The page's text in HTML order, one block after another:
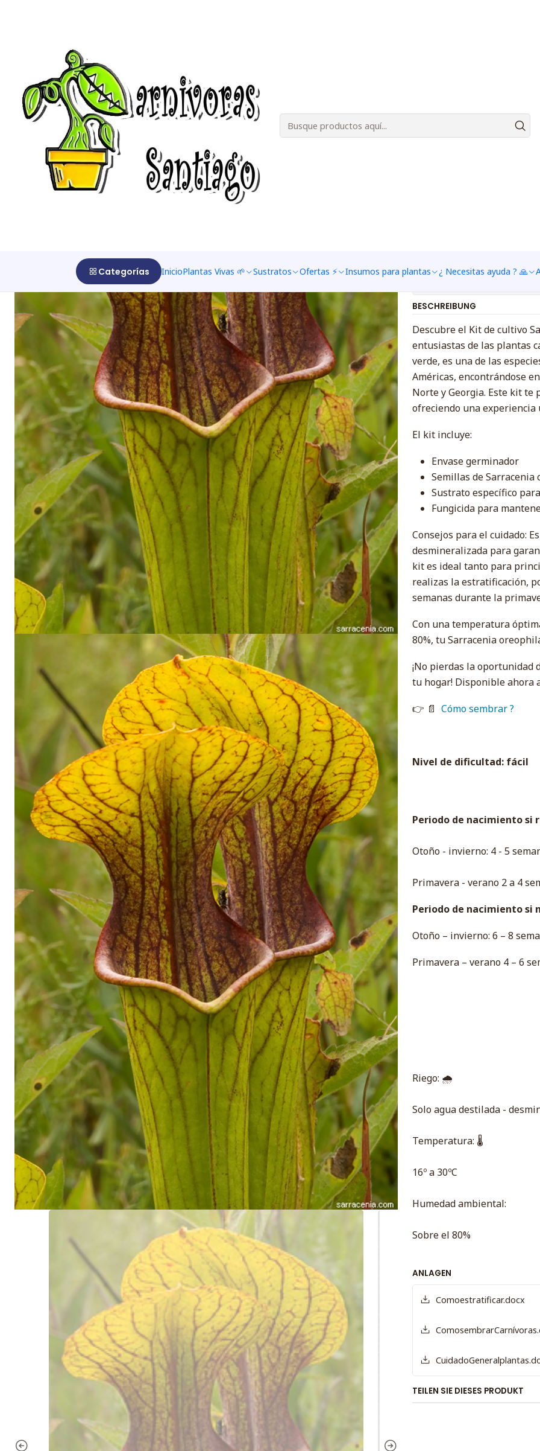
Categorías InicioPlantas Vivas 🌱 Sustratos Ofertas ⚡ Insumos para plantas ¿ Necesitas ayuda ? 🙏
Mostrar stock de
BESCHREIBUNG
Descubre el Kit de cultivo
entusiastas de las plantas
verde, es una de las
Américas, encontrándose
Norte y Georgia. Este kit
ofreciendo una experiencia
El kit incluye:
Envase germinador
Semillas de Sarracenia
Sustrato específico
Fungicida para
Consejos para el cuidado:
desmineralizada para
kit es ideal tanto para
realizas la estratificación,
semanas durante la
Con una temperatura
80%, tu Sarracenia
¡No pierdas la
tu hogar! Disponible ahora
👉 📄 Cómo sembrar ?
Nivel de dificultad: fácil
Periodo de nacimiento si
Otoño - invierno: 4 - 5
Primavera - verano 2 a 4
Periodo de nacimiento si
Otoño – invierno: 6 – 8
Primavera – verano 4 – 6
Riego: 🌧
Solo agua destilada -
Temperatura: 🌡
16º a 30ºC
Humedad ambiental:
Sobre el 80%
ANLAGEN
Comoestratificar.docx
TEILEN SIE DIESES PRODUKT